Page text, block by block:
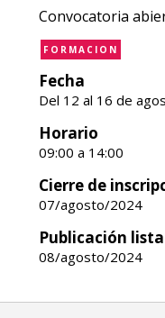
Convocatoria
FORMACION
Fecha
Del 12 al 16 de
Horario
09:00 a 14:00
Cierre de
07/agosto/2024
Publicación
08/agosto/2024